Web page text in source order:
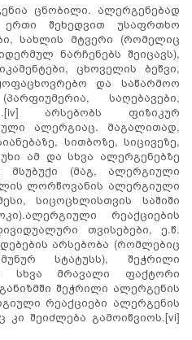
ცნობილი. ალერგენებად
შეხედვით უსაფრთხო
სახლის მტვერი (რომელიც
ნარჩენებს შეიცავს),
ცხოველის ბეწვი,
და საწარმოო
საღებავები,
არსებობს ფიზიკურ
ალერგიაც. მაგალითად,
სითბოზე, სიცივეზე,
ამ და სხვა ალერგენებზე
(მაგ, ალერგიული
ლორწოვანის ალერგიული
სიცოცხლისთვის საშიში
რეაქციების
თვისებები, ე.წ.
არსებობა (რომლებიც
სტატუსს), შეჭრილი
სხვა მრავალი ფაქტორი
შეჭრილი ალერგენის
რეაქციები ალერგენის
კი შეიძლება გამოიწვიოს.[vi]